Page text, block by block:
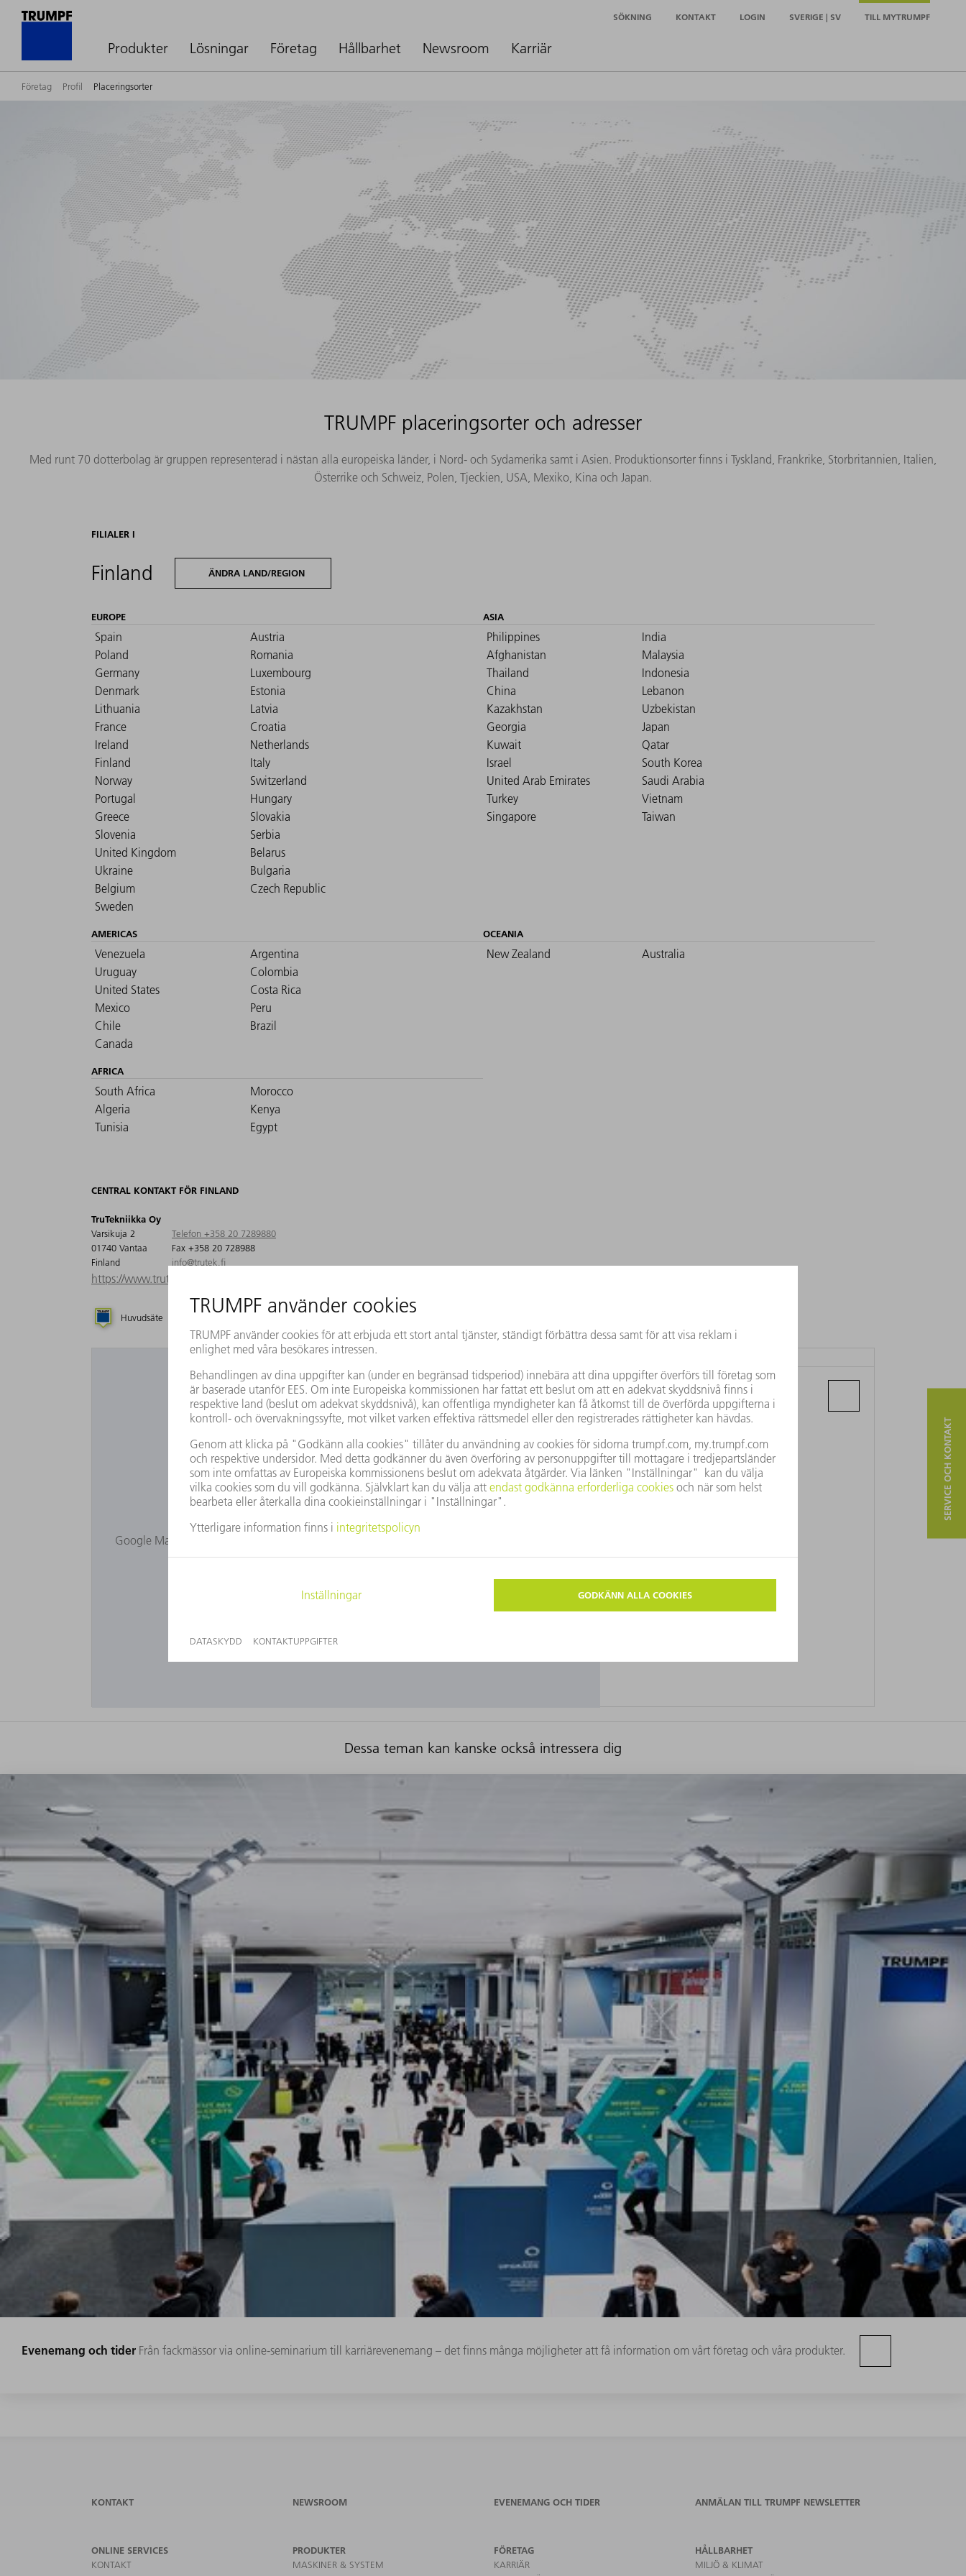
Produkter Lösningar Företag Hållbarhet Newsroom Karriär
SÖKNING KONTAKT LOGIN SVERIGE | SV TILL MYTRUMPF
Företag Profil Placeringsorter
TRUMPF placeringsorter och adresser
Med runt 70 dotterbolag är gruppen representerad i nästan alla europeiska länder, i Nord- och Sydamerika samt i Asien. Produktionsorter finns i Tyskland, Frankrike, Storbritannien, Italien,
Österrike och Schweiz, Polen, Tjeckien, USA, Mexiko, Kina och Japan.
FILIALER I
Finland ÄNDRA LAND/REGION
EUROPE
Spain
Austria
Poland
Romania
Germany
Luxembourg
Denmark
Estonia
Lithuania
Latvia
France
Croatia
Ireland
Netherlands
Finland
Italy
Norway
Switzerland
Portugal
Hungary
Greece
Slovakia
Slovenia
Serbia
United Kingdom
Belarus
Ukraine
Bulgaria
Belgium
Czech Republic
Sweden
ASIA
Philippines
India
Afghanistan
Malaysia
Thailand
Indonesia
China
Lebanon
Kazakhstan
Uzbekistan
Georgia
Japan
Kuwait
Qatar
Israel
South Korea
United Arab Emirates
Saudi Arabia
Turkey
Vietnam
Singapore
Taiwan
AMERICAS
Venezuela
Argentina
Uruguay
Colombia
United States
Costa Rica
Mexico
Peru
Chile
Brazil
Canada
OCEANIA
New Zealand Australia
AFRICA
South Africa
Morocco
Algeria
Kenya
Tunisia
Egypt
CENTRAL KONTAKT FÖR FINLAND
TruTekniikka Oy
Varsikuja 2
01740 Vantaa
Finland
Telefon +358 20 7289880
Fax +358 20 728988
info@trutek.fi
https://www.trutek.fi/
Huvudsäte
Vill du använda Google Maps?
Google Maps visas inte för dig eftersom du inte har godkänt våra cookies. Anpassa dina
inställningar.
APRICON OY
Museokatu 7
11100 Riihimäki
Dessa teman kan kanske också intressera dig
Evenemang och tider Från fackmässor via online-seminarium till karriärevenemang – det finns många möjligheter att få information om vårt företag och våra produkter.
SERVICE OCH KONTAKT
KONTAKT NEWSROOM EVENEMANG OCH TIDER ANMÄLAN TILL TRUMPF NEWSLETTER
ONLINE SERVICES
KONTAKT
PRODUKTER
MASKINER & SYSTEM
FÖRETAG
KARRIÄR
HÅLLBARHET
MILJÖ & KLIMAT